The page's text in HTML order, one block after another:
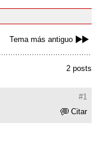
Tema más antiguo
2 posts
#1
Citar